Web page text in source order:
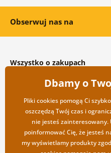
Obserwuj nas na
Wszystko o zakupach
Warunki handlowe i
reklamacyjne
Prywatność
Opcje wysyłki i płatności
Zwrot towarów
Dbamy o
Pliki cookies pomogą Ci
oszczędzą Twój czas i
nie jesteś zainteresowany.
poinformować Cię, że jesteś
my wyświetlamy produkty